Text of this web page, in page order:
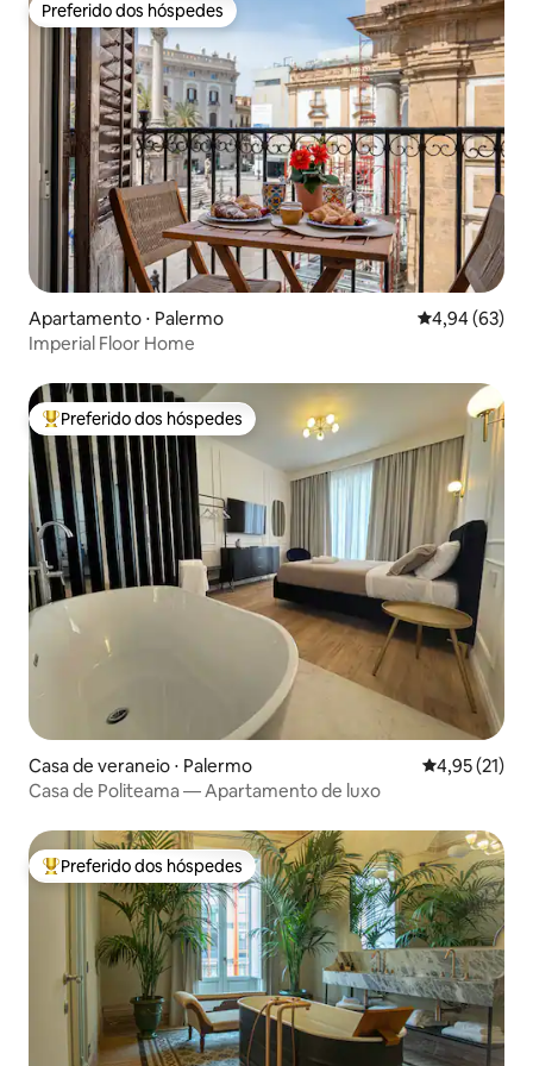
Preferido dos hóspedes
Preferido dos hóspedes
Apartamento ⋅ Palermo 4,94 de uma
4,94 (63)
Imperial Floor Home
Entre os melhores preferidos dos hóspedes
Preferido dos hóspedes
Casa de veraneio ⋅ Palermo 4,95 de uma
4,95 (21)
Casa de Politeama — Apartamento de luxo
Entre os melhores preferidos dos hóspedes
Preferido dos hóspedes